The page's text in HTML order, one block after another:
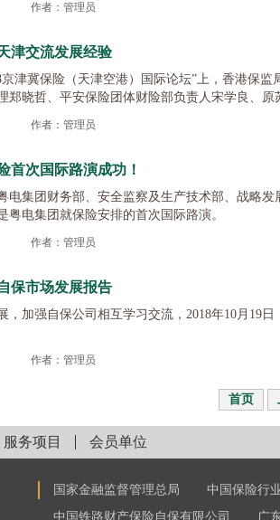
作者：管理员
津交流发展经验
津冀保险（天津空港）国际论坛”上，香港保
郑晓哲、平安保险团体财险部负责人宋学良、
作者：管理员
首次国际路演成功！
电集团财务部、安全监察及生产技术部、战略
粤电集团就保险安排的首次国际路演。
作者：管理员
保市场发展报告
，加强自保公司相互学习交流，2018年10月19
作者：管理员
首页
服务项目 会员单位
国家金融监督管理总局
中国保险行
中国铁路财产保险自保有限公司
广